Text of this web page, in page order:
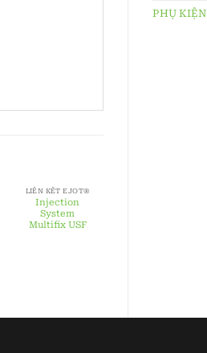
PHỤ KIỆN
LIÊN KẾT EJOT®
Injection
System
Multifix USF